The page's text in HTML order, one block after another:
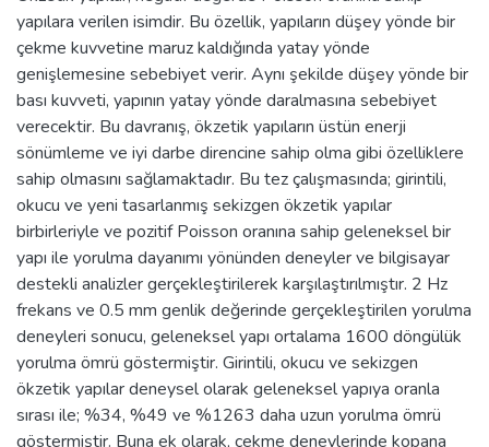
yapılara verilen isimdir. Bu özellik, yapıların düşey yönde bir
çekme kuvvetine maruz kaldığında yatay yönde
genişlemesine sebebiyet verir. Aynı şekilde düşey yönde bir
bası kuvveti, yapının yatay yönde daralmasına sebebiyet
verecektir. Bu davranış, ökzetik yapıların üstün enerji
sönümleme ve iyi darbe direncine sahip olma gibi özelliklere
sahip olmasını sağlamaktadır. Bu tez çalışmasında; girintili,
okucu ve yeni tasarlanmış sekizgen ökzetik yapılar
birbirleriyle ve pozitif Poisson oranına sahip geleneksel bir
yapı ile yorulma dayanımı yönünden deneyler ve bilgisayar
destekli analizler gerçekleştirilerek karşılaştırılmıştır. 2 Hz
frekans ve 0.5 mm genlik değerinde gerçekleştirilen yorulma
deneyleri sonucu, geleneksel yapı ortalama 1600 döngülük
yorulma ömrü göstermiştir. Girintili, okucu ve sekizgen
ökzetik yapılar deneysel olarak geleneksel yapıya oranla
sırası ile; %34, %49 ve %1263 daha uzun yorulma ömrü
göstermiştir. Buna ek olarak, çekme deneylerinde kopana